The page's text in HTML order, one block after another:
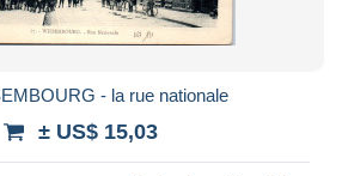
- la rue nationale
± US$ 15,03